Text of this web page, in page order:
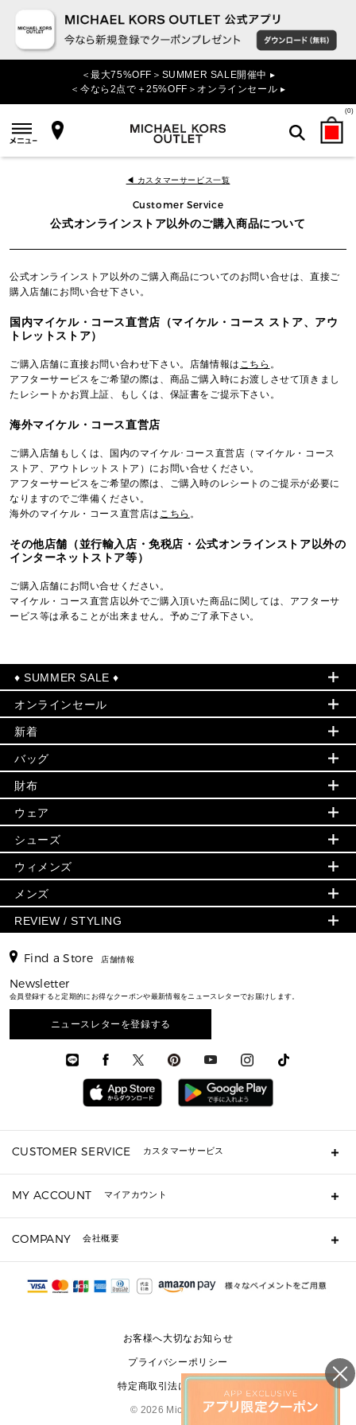
＜最大75%OFF＞SUMMER SALE開催中 ▸
＜今なら2点で＋25%OFF＞オンラインセール ▸
(0)
◀ カスタマーサービス一覧
Customer Service
公式オンラインストア以外のご購入商品について
公式オンラインストア以外のご購入商品についてのお問い合せは、直接ご
購入店舗にお問い合せ下さい。
国内マイケル・コース直営店（マイケル・コース ストア、アウ
トレットストア）
ご購入店舗に直接お問い合わせ下さい。店舗情報は こちら 。
アフターサービスをご希望の際は、商品ご購入時にお渡しさせて頂きまし
たレシートかお買上証、もしくは、保証書をご提示下さい。
海外マイケル・コース直営店
ご購入店舗もしくは、国内のマイケル･コース直営店（マイケル・コース
ストア、アウトレットストア）にお問い合せください。
アフターサービスをご希望の際は、ご購入時のレシートのご提示が必要に
なりますのでご準備ください。
海外のマイケル・コース直営店は こちら 。
その他店舗（並行輸入店・免税店・公式オンラインストア以外の
インターネットストア等）
ご購入店舗にお問い合せください。
マイケル・コース直営店以外でご購入頂いた商品に関しては、アフターサ
ービス等は承ることが出来ません。予めご了承下さい。
♦ SUMMER SALE ♦
セールおすすめアイテム
▶ ウィメンズ
バッグ
財布
小物
シューズ・靴
ウェア
アクセサリー
時計
▶ メンズ
バッグ
ウェア
アクセサリー
オンラインセール
PRODUCT OF THE MONTH - 今月の特別価格
再値下げアイテム
追加アイテム
旗艦店からアウトレットに入荷
▶ ウィメンズすべて(ウェア・シューズ除く)
バッグ
財布・小物
ウェア
シューズ
時計・ジュエリー
アクセサリー
メンズ バッグ
メンズ シューズ
メンズ ウェア
メンズ 時計・その他
新着
夏のスタイル
▶ すべて
▶ ウィメンズすべて
バッグ
財布・小物
アクセサリー
フレグランス
シューズ
▶ メンズすべて
メンズバッグ
メンズ財布・小物
メンズアクセサリー
メンズウェア
バッグ
人気の定番アイテム
日本限定 - バッグ
▶ ウィメンズすべて
ハンドバッグ・サッチェル
トートバッグ
ショルダーバッグ
クロスボディ・斜め掛け
トラベル
通勤・通学アイテム
3 IN 1 / 2 IN 1 バッグ
▶ メンズすべて
財布
日本限定 - 財布・小物
▶ ウィメンズすべて
GREENWICH
ミニ財布・フラグメントケース
折り財布(二つ折り・三つ折り)
長財布
▶ メンズすべて
お財布レビュー ▸
ウェア
▶ ウィメンズすべて
トップス
スカート・パンツ
ワンピース・ドレス
ジャケット・アウター
▶ メンズすべて
シューズ
▶ ウィメンズすべて
サンダル
スニーカー
▶ メンズすべて
シューズレビュー ▸
ウィメンズ
人気の定番アイテム
▶ ウィメンズすべて
新着
日本限定
▶ バッグすべて
通勤・通学アイテム
ミニ財布・フラグメントケース
▶ 小物すべて
定期ケース・カードケース・名刺入れ
▶ シューズ・靴
サンダル
スニーカー
メンズ
▶ メンズすべて
財布・小物
時計・ジュエリー
アクセサリー
REVIEW / STYLING
▶ すべて
エディターレビュー
Find a Store 店舗情報
Newsletter
会員登録すると定期的にお得なクーポンや最新情報をニュースレターでお届けします。
ニュースレターを登録する
CUSTOMER SERVICE カスタマーサービス
ギフト用にラッピングができますか？
ショッピングバッグを購入商品分送ってもらえますか？
注文後に完了メールが受信できないのですが？
サイズ交換はできますか？
MY ACCOUNT マイアカウント
COMPANY 会社概要
会社概要
お客様へ大切なお知らせ
プライバシーポリシー
特定商取引法に基づく表記
© 2026 Michael Kors